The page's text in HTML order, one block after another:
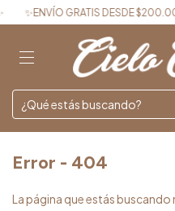
✨ENVÍO GRATIS DESDE
Error - 404
La página que estás buscando